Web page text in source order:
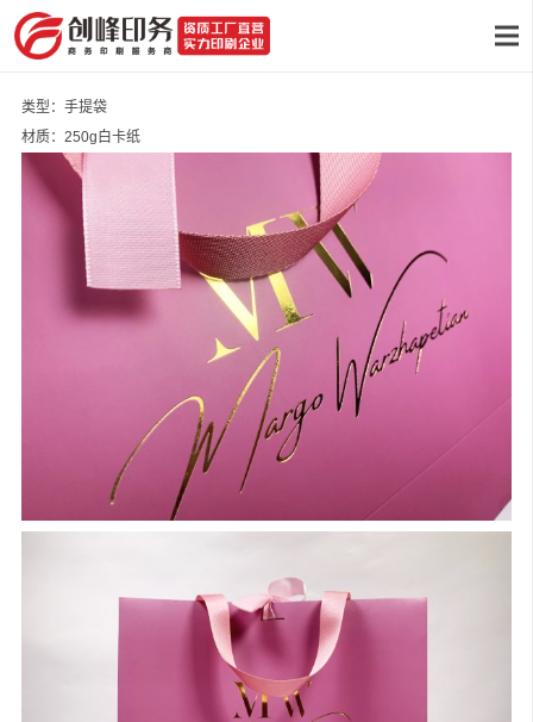
类型：手提袋
材质：250g白卡纸